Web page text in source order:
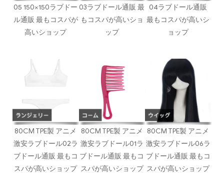
05 150×150ラブドー
ル通販 最もコスパが
高いショップ
03ラブドール通販 最
もコスパが高いショ
ップ
04ラブドール通販
最もコスパが高いシ
ョップ
80CM TPE製 アニメ
激安ラブドール02ラ
ブドール通販 最もコ
スパが高いショップ
80CM TPE製 アニメ
激安ラブドール01ラ
ブドール通販 最もコ
スパが高いショップ
80CM TPE製 アニメ
激安ラブドール06ラ
ブドール通販 最もコ
スパが高いショップ